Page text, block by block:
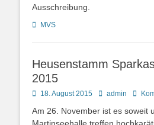
Ausschreibung.
Kategorien
MVS
Heusenstamm
2015
Posted
18. August 2015 Autoradmin
Am 26. November ist es soweit